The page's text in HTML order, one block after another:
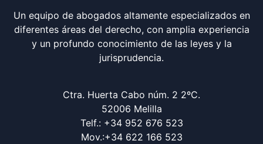
Un equipo de abogados altamente especializados en
diferentes áreas del derecho, con amplia experiencia
y un profundo conocimiento de las leyes y la
jurisprudencia.
Ctra. Huerta Cabo núm. 2 2ºC.
52006 Melilla
Telf.: +34 952 676 523
Mov.:+34 622 166 523